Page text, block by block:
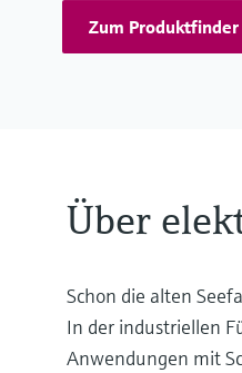
Zum Produktfinder
Über
Schon die alten
In der industriellen
Anwendungen mit